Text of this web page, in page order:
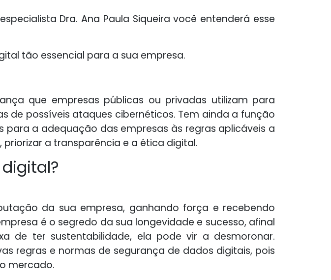
Dra. Ana Paula Siqueira você entenderá esse
tão essencial para a sua empresa.
que empresas públicas ou privadas utilizam para
de possíveis ataques cibernéticos. Tem ainda a função
a adequação das empresas às regras aplicáveis a
a transparência e a ética digital.
da sua empresa, ganhando força e recebendo
é o segredo da sua longevidade e sucesso, afinal
de ter sustentabilidade, ela pode vir a desmoronar.
regras e normas de segurança de dados digitais, pois
mercado.